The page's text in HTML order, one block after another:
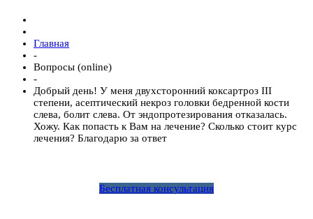
Главная
-
Вопросы (online)
-
Добрый день! У меня двухсторонний коксартроз III
степени, асептический некроз головки бедренной кости
слева, болит слева. От эндопротезирования отказалась.
Хожу. Как попасть к Вам на лечение? Сколько стоит курс
лечения? Благодарю за ответ
Бесплатная консультация